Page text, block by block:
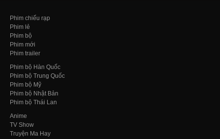
Phim chiếu rạp
Phim lẻ
Phim bộ
Phim mới
Phim trailer
Phim bộ Hàn Quốc
Phim bộ Trung Quốc
Phim bộ Mỹ
Phim bộ Nhật Bản
Phim bộ Thái Lan
Anime
TV Show
Truyện Ma Hay